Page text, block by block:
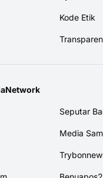
Kode Etik
Seputar
Media